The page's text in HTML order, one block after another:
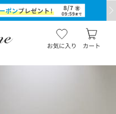
お気に入り カート